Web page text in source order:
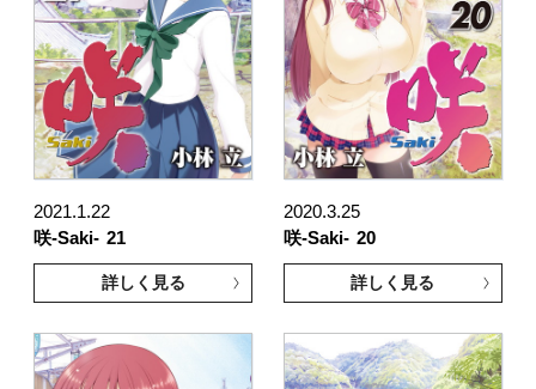
2021.1.22
咲-Saki- 21
詳しく見る
2020.3.25
咲-Saki- 20
詳しく見る